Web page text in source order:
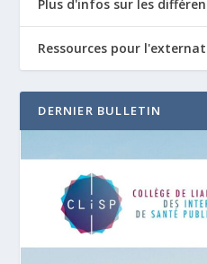
Plus d'infos sur les
Ressources pour l'externat
DERNIER BULLETIN